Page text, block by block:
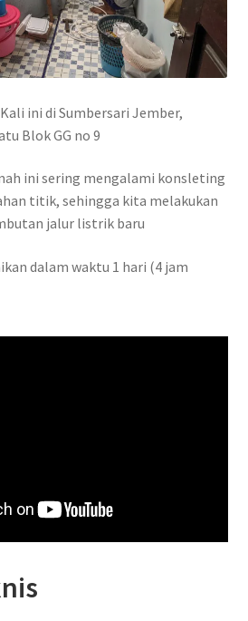
ini di Sumbersari Jember,
Blok GG no 9
ini sering mengalami konsleting
titik, sehingga kita melakukan
jalur listrik baru
dalam waktu 1 hari (4 jam